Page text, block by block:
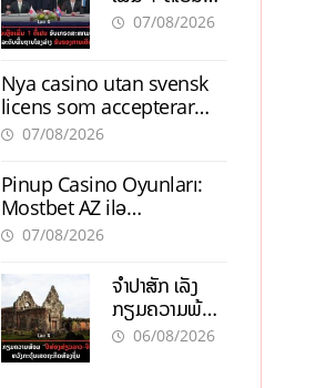
ອັບເກຣດ
ເຕີບໂຕ
07/08/2026
Nya casino utan svensk
licens som accepterar
Swish: En jämförelse
07/08/2026
Pinup Casino Oyunları:
Mostbet AZ ilə
Müqayisədə Nə Təqdim
07/08/2026
ຈຳປາສັກ ເລັ່ງ
ກຽມຄວາມພ້ອມ
“ປີທ່ອງທ່ຽວ
06/08/2026